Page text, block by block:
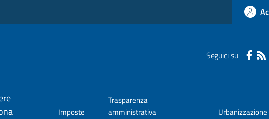
Seguici su
Imposte
Trasparenza
amministrativa
Urbanizzazione